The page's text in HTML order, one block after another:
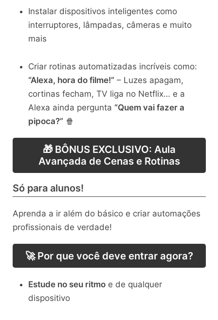
Instalar dispositivos inteligentes como
interruptores, lâmpadas, câmeras e muito
mais
Criar rotinas automatizadas incríveis como:
“Alexa, hora do filme!” – Luzes apagam,
cortinas fecham, TV liga no Netflix… e a
Alexa ainda pergunta “Quem vai fazer a
pipoca?” 🍿
🎁 BÔNUS EXCLUSIVO: Aula
Avançada de Cenas e Rotinas
Só para alunos!
Aprenda a ir além do básico e criar automações
profissionais de verdade!
🚀 Por que você deve entrar agora?
Estude no seu ritmoe de qualquer
dispositivo